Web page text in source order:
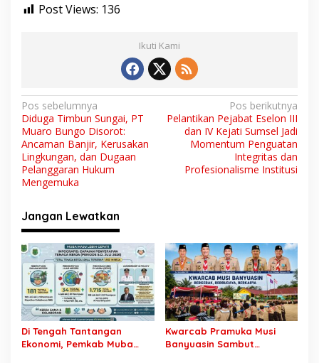
Post Views: 136
Ikuti Kami
N
a
v
i
g
a
s
i
p
o
s
Pos sebelumnya
Diduga Timbun Sungai, PT
Muaro Bungo Disorot:
Ancaman Banjir, Kerusakan
Lingkungan, dan Dugaan
Pelanggaran Hukum
Mengemuka
Pos berikutnya
Pelantikan Pejabat Eselon III
dan IV Kejati Sumsel Jadi
Momentum Penguatan
Integritas dan
Profesionalisme Institusi
Jangan Lewatkan
Di Tengah Tantangan
Ekonomi, Pemkab Muba
Kwarcab Pramuka Musi
Banyuasin Sambut